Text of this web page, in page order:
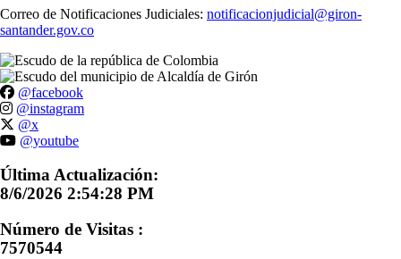
Correo de Notificaciones Judiciales: notificacionjudicial@giron-
santander.gov.co
@facebook
@instagram
@x
@youtube
Última Actualización:
8/6/2026 2:54:28 PM
Número de Visitas :
7570544